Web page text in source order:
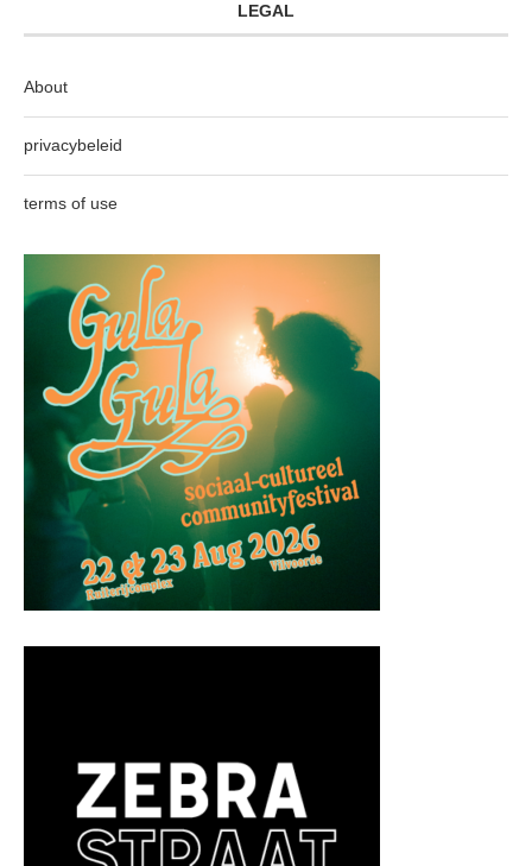
LEGAL
About
privacybeleid
terms of use